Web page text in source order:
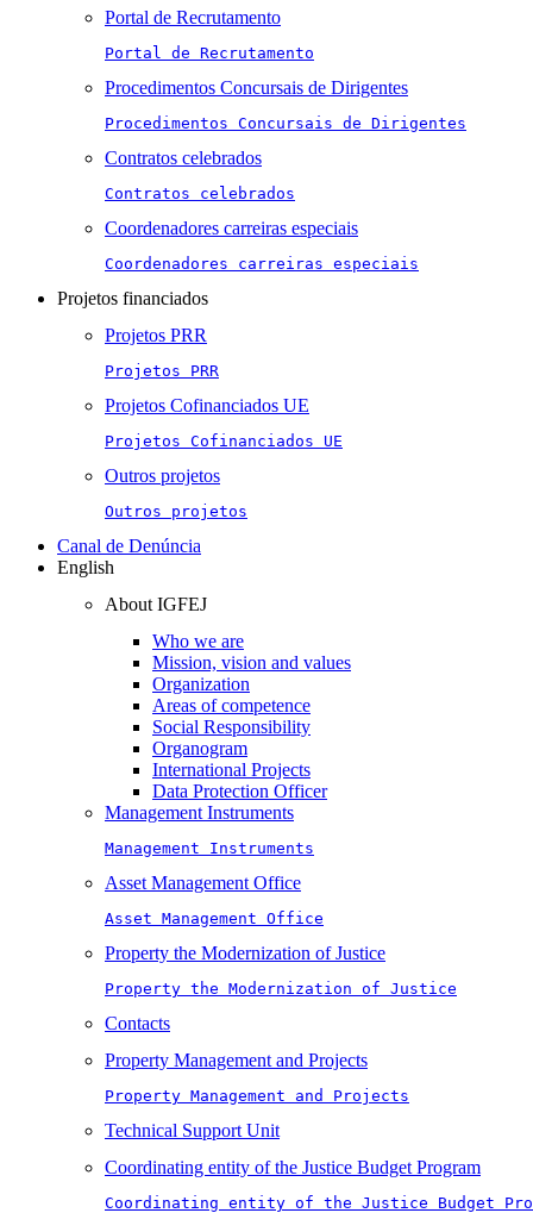
Portal de Recrutamento
Portal de Recrutamento
Procedimentos Concursais de Dirigentes
Procedimentos Concursais de Dirigentes
Contratos celebrados
Contratos celebrados
Coordenadores carreiras especiais
Coordenadores carreiras especiais
Projetos financiados
Projetos PRR
Projetos PRR
Projetos Cofinanciados UE
Projetos Cofinanciados UE
Outros projetos
Outros projetos
Canal de Denúncia
English
About IGFEJ
Who we are
Mission, vision and values
Organization
Areas of competence
Social Responsibility
Organogram
International Projects
Data Protection Officer
Management Instruments
Management Instruments
Asset Management Office
Asset Management Office
Property the Modernization of Justice
Property the Modernization of Justice
Contacts
Property Management and Projects
Property Management and Projects
Technical Support Unit
Coordinating entity of the Justice Budget Program
Coordinating entity of the Justice Budget